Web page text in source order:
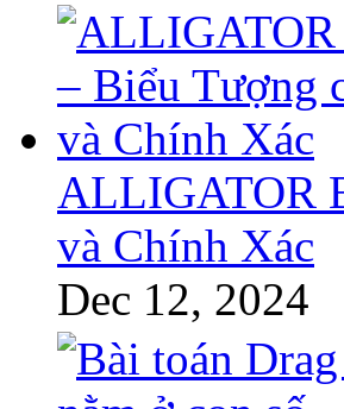
ALLIGATOR
và Chính Xác
Dec 12, 2024